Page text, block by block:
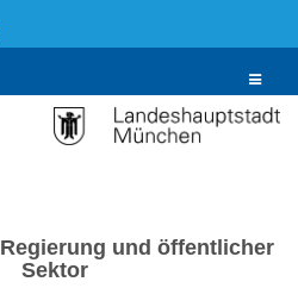
Toggle
Regierung und öffentlicher
Sektor